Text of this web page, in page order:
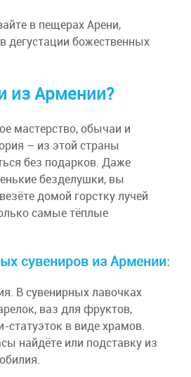
в пещерах Арени,
дегустации божественных
из Армении?
мастерство, обычаи и
– из этой страны
без подарков. Даже
безделушки, вы
домой горстку лучей
самые тёплые
сувениров из Армении:
В сувенирных лавочках
ваз для фруктов,
статуэток в виде храмов.
найдёте или подставку из